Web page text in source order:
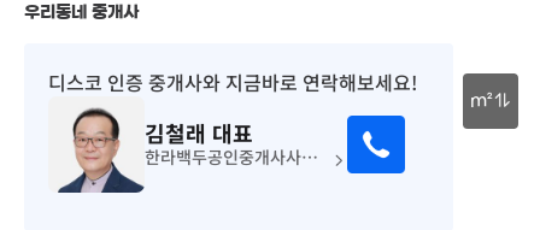
35억
'25. 04
m²
우리동네 중개사
디스코 인증 중개사와 지금바로 연락해보세요!
김철래 대표
한라백두공인중개사사무소